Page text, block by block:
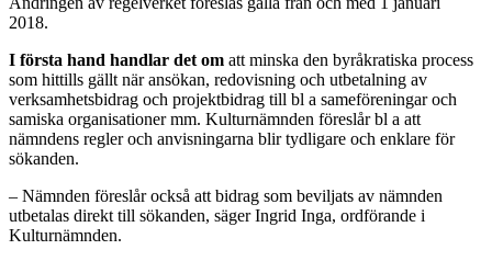
2018.
I första hand handlar det om att minska den byråkratiska process
som hittills gällt när ansökan, redovisning och utbetalning av
verksamhetsbidrag och projektbidrag till bl a sameföreningar och
samiska organisationer mm. Kulturnämnden föreslår bl a att
nämndens regler och anvisningarna blir tydligare och enklare för
sökanden.
– Nämnden föreslår också att bidrag som beviljats av nämnden
utbetalas direkt till sökanden, säger Ingrid Inga, ordförande i
Kulturnämnden.